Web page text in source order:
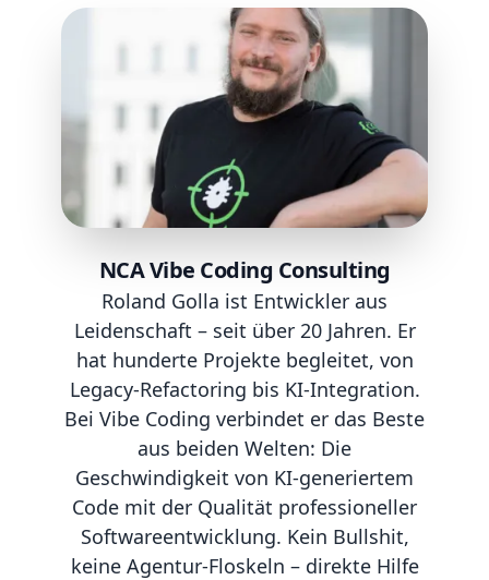
NCA Vibe Coding Consulting
Roland Golla ist Entwickler aus
Leidenschaft – seit über 20 Jahren. Er
hat hunderte Projekte begleitet, von
Legacy-Refactoring bis KI-Integration.
Bei Vibe Coding verbindet er das Beste
aus beiden Welten: Die
Geschwindigkeit von KI-generiertem
Code mit der Qualität professioneller
Softwareentwicklung. Kein Bullshit,
keine Agentur-Floskeln – direkte Hilfe